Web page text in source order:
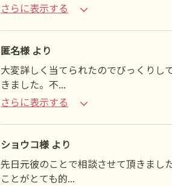
さらに表示する
匿名様 より
大変詳しく当てられたのでびっくりし
きました。不...
さらに表示する
ショウコ様 より
先日元彼のことで相談させて頂きまし
ことがとても的...